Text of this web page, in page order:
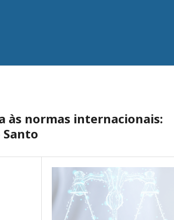
às normas internacionais: